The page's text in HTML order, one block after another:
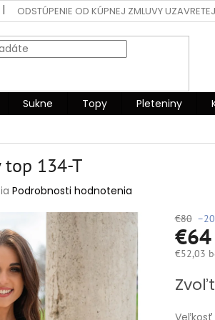
ODSTÚPENIE OD KÚPNEJ ZMLUVY UZAVRETEJ
Sukne Topy Pleteniny
top 134-T
Podrobnosti hodnotenia
€80
€64
€52,03
cena: